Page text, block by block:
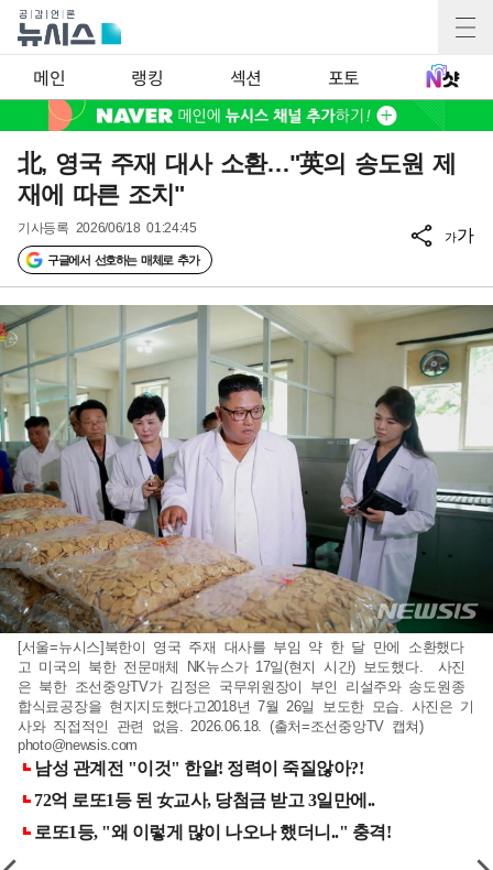
메인 랭킹 섹션 포토
北, 영국 주재 대사 소환…"英의 송도원 제
재에 따른 조치"
기사등록 2026/06/18 01:24:45
구글에서 선호하는 매체로 추가
가가
[서울=뉴시스]북한이 영국 주재 대사를 부임 약 한 달 만에 소환했다
고 미국의 북한 전문매체 NK뉴스가 17일(현지 시간) 보도했다. 사진
은 북한 조선중앙TV가 김정은 국무위원장이 부인 리설주와 송도원종
합식료공장을 현지지도했다고2018년 7월 26일 보도한 모습. 사진은 기
사와 직접적인 관련 없음. 2026.06.18. (출처=조선중앙TV 캡쳐)
photo@newsis.com